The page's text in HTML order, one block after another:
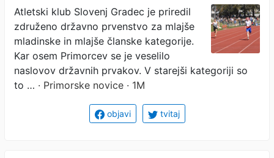
Atletski klub Slovenj Gradec je priredil
združeno državno prvenstvo za mlajše
mladinske in mlajše članske kategorije.
Kar osem Primorcev se je veselilo
naslovov državnih prvakov. V starejši kategoriji so
to … · Primorske novice · 1M
objavi tvitaj